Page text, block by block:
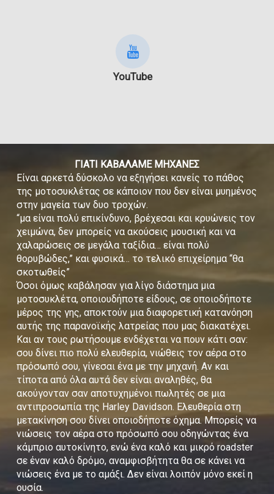
YouTube
ΓΙΑΤΙ ΚΑΒΑΛΑΜΕ ΜΗΧΑΝΕΣ
Είναι αρκετά δύσκολο να εξηγήσει κανείς το πάθος
της μοτοσυκλέτας σε κάποιον που δεν είναι μυημένος
στην μαγεία των δυο τροχών.
“μα είναι πολύ επικίνδυνο, βρέχεσαι και κρυώνεις τον
χειμώνα, δεν μπορείς να ακούσεις μουσική και να
χαλαρώσεις σε μεγάλα ταξίδια… είναι πολύ
θορυβώδες,” και φυσικά… το τελικό επιχείρημα “θα
σκοτωθείς”
Όσοι όμως καβάλησαν για λίγο διάστημα μια
μοτοσυκλέτα, οποιουδήποτε είδους, σε οποιοδήποτε
μέρος της γης, αποκτούν μια διαφορετική κατανόηση
αυτής της παρανοϊκής λατρείας που μας διακατέχει.
Και αν τους ρωτήσουμε ενδέχεται να πουν κάτι σαν:
σου δίνει πιο πολύ ελευθερία, νιώθεις τον αέρα στο
πρόσωπό σου, γίνεσαι ένα με την μηχανή. Αν και
τίποτα από όλα αυτά δεν είναι αναληθές, θα
ακούγονταν σαν αποτυχημένοι πωλητές σε μια
αντιπροσωπία της Harley Davidson. Ελευθερία στη
μετακίνηση σου δίνει οποιοδήποτε όχημα. Μπορείς να
νιώσεις τον αέρα στο πρόσωπό σου οδηγώντας ένα
κάμπριο αυτοκίνητο, ενώ ένα καλό και μικρό roadster
σε έναν καλό δρόμο, αναμφισβήτητα θα σε κάνει να
νιώσεις ένα με το αμάξι. Δεν είναι λοιπόν μόνο εκεί η
ουσία.